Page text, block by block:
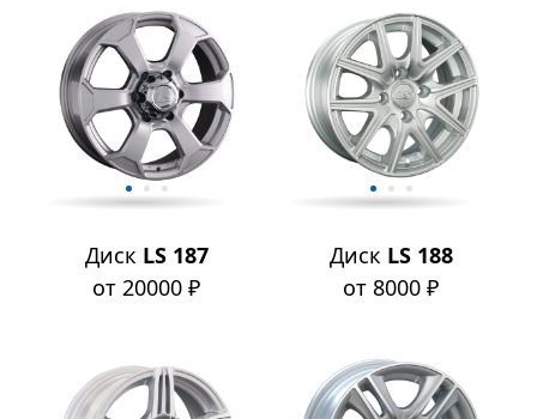
Диск LS 187
от 20000 ₽
Диск LS 188
от 8000 ₽